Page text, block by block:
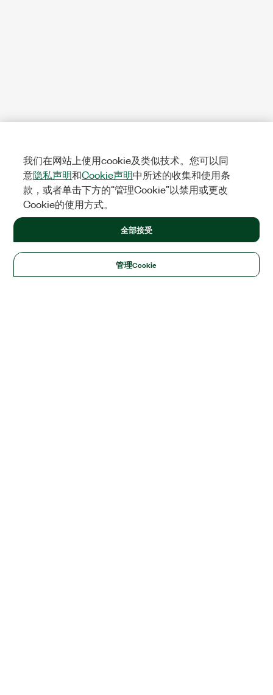
我们在网站上使用cookie及类似技术。您可以同
意隐私声明和Cookie声明中所述的收集和使用条
款，或者单击下方的“管理Cookie”以禁用或更改
Cookie的使用方式。
管理Cookie
全部接受